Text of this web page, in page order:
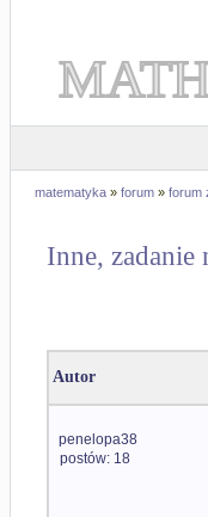
matematyka » forum » forum
Inne, zadanie
Autor
penelopa38
postów: 18